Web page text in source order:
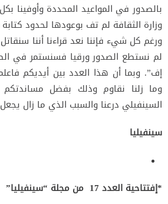
بالصدور في المواعيد المحددة وأوفينا
وزارة الثقافة لم تف بوعودها لحدود
ورغم كل شيء فإننا نعد قراءنا أننا
لم نستطع الصدور ورقيا فسنستمر في
إف”. وبما أن هذا العدد بين أيديكم
وما زلنا نقاوم وذلك بفضل مساندتكم
السينفيلي درعنا والسبب الذي ما زال
سينفيليا
*إفتتاحية العدد 17 من مجلة “سينفيليا”